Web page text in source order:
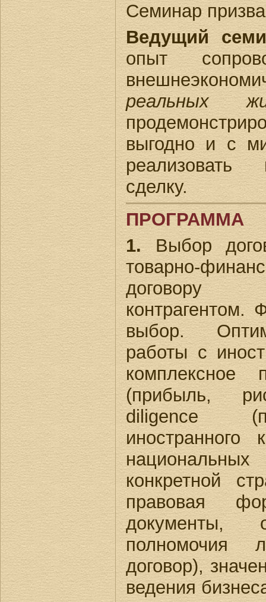
Семинар
Ведущий
опыт
реальных
выгодно и с
реализовать
сделку.
ПРОГРАММА
1. Выбор
товарно-
договору
выбор.
работы с
комплексное
(прибыль,
diligence
иностранного
конкретной
правовая
документы,
полномочия
договор),
ведения